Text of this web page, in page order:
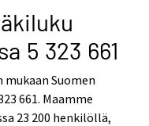
5 323 661
Suomen
661. Maamme
23 200 henkilöllä,